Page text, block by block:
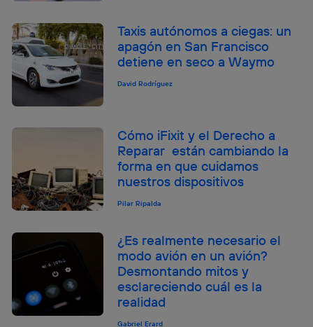
Taxis autónomos a ciegas: un
apagón en San Francisco
detiene en seco a Waymo
David Rodríguez
Cómo iFixit y el Derecho a
Reparar están cambiando la
forma en que cuidamos
nuestros dispositivos
Pilar Ripalda
¿Es realmente necesario el
modo avión en un avión?
Desmontando mitos y
esclareciendo cuál es la
realidad
Gabriel Erard